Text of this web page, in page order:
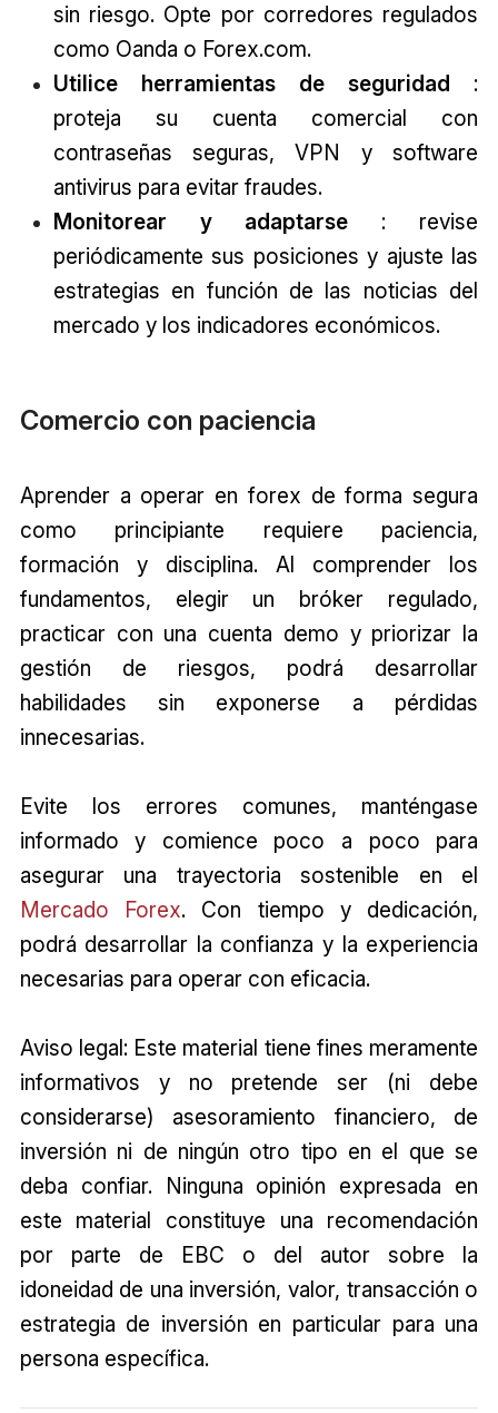
sin riesgo. Opte por corredores regulados
como Oanda o Forex.com.
Utilice herramientas de seguridad :
proteja su cuenta comercial con
contraseñas seguras, VPN y software
antivirus para evitar fraudes.
Monitorear y adaptarse : revise
periódicamente sus posiciones y ajuste las
estrategias en función de las noticias del
mercado y los indicadores económicos.
Comercio con paciencia
Aprender a operar en forex de forma segura
como principiante requiere paciencia,
formación y disciplina. Al comprender los
fundamentos, elegir un bróker regulado,
practicar con una cuenta demo y priorizar la
gestión de riesgos, podrá desarrollar
habilidades sin exponerse a pérdidas
innecesarias.
Evite los errores comunes, manténgase
informado y comience poco a poco para
asegurar una trayectoria sostenible en el
Mercado Forex. Con tiempo y dedicación,
podrá desarrollar la confianza y la experiencia
necesarias para operar con eficacia.
Aviso legal: Este material tiene fines meramente
informativos y no pretende ser (ni debe
considerarse) asesoramiento financiero, de
inversión ni de ningún otro tipo en el que se
deba confiar. Ninguna opinión expresada en
este material constituye una recomendación
por parte de EBC o del autor sobre la
idoneidad de una inversión, valor, transacción o
estrategia de inversión en particular para una
persona específica.